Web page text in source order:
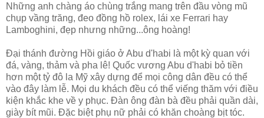
Những anh chàng áo chùng trắng mang trên đầu vòng mũ
chụp vầng trăng, đeo đồng hồ rolex, lái xe Ferrari hay
Lamboghini, đẹp nhưng những...ông hoàng!
Đại thánh đường Hồi giáo ở Abu d'habi là một kỳ quan với
đá, vàng, thảm và pha lê! Quốc vương Abu d'habi bỏ tiền
hơn một tỷ đô la Mỹ xây dựng để mọi công dân đều có thể
vào đây làm lễ. Mọi du khách đều có thể viếng thăm với điều
kiện khắc khe về y phục. Đàn ông đàn bà đều phải quần dài,
giày bít mũi. Đặc biệt phụ nữ phải có khăn choàng bịt tóc.